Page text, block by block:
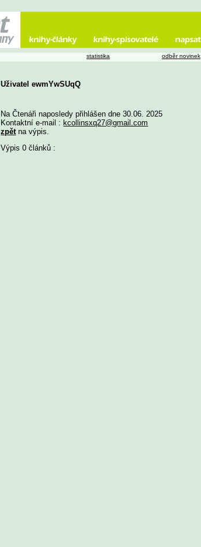
Uživatel ewmYwSUqQ
Na Čtenáři naposledy přihlášen dne 30.06. 2025
Kontaktní e-mail : kcollinsxq27@gmail.com
zpět na výpis.
Výpis 0 článků :
statistika odběr novinek